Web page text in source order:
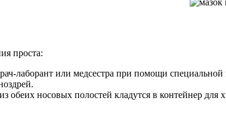
проста:
лаборант или медсестра при помощи
обеих носовых полостей кладутся в контейнер для